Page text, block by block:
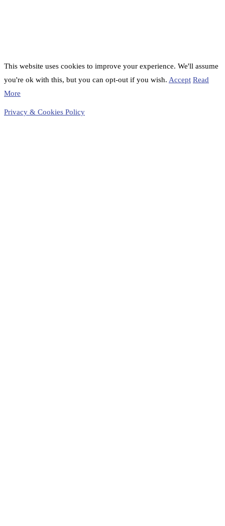
This website uses cookies to improve your experience. We'll assume
you're ok with this, but you can opt-out if you wish. Accept Read
More
Privacy & Cookies Policy